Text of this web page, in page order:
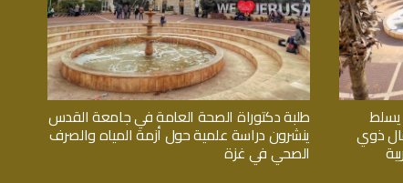
ذوي
طلبة دكتوراة الصحة العامة في جامعة القدس
ينشرون دراسة علمية حول أزمة المياه والصرف
الصحي في غزة